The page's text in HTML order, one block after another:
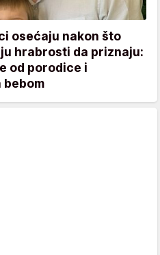
osećaju nakon što
hrabrosti da priznaju:
od porodice i
bebom